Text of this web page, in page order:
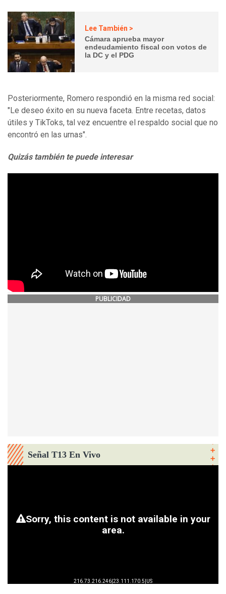
Lee También >
Cámara aprueba mayor
endeudamiento fiscal con votos de
la DC y el PDG
Posteriormente, Romero respondió en la misma red social:
"Le deseo éxito en su nueva faceta. Entre recetas, datos
útiles y TikToks, tal vez encuentre el respaldo social que no
encontró en las urnas".
Quizás también te puede interesar
PUBLICIDAD
Señal T13 En Vivo